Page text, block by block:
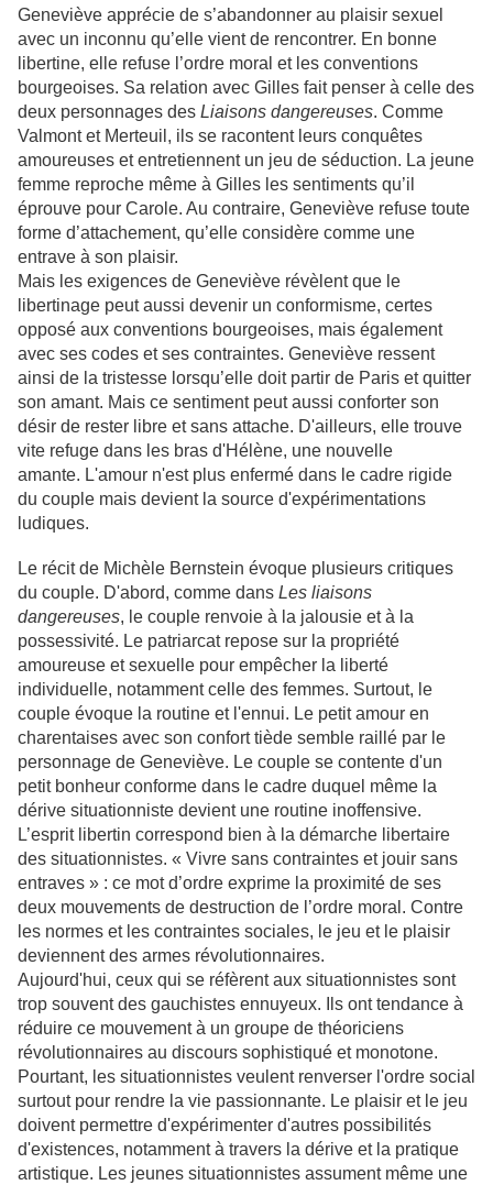
Geneviève apprécie de s’abandonner au plaisir sexuel
avec un inconnu qu’elle vient de rencontrer. En bonne
libertine, elle refuse l’ordre moral et les conventions
bourgeoises. Sa relation avec Gilles fait penser à celle des
deux personnages des Liaisons dangereuses. Comme
Valmont et Merteuil, ils se racontent leurs conquêtes
amoureuses et entretiennent un jeu de séduction. La jeune
femme reproche même à Gilles les sentiments qu’il
éprouve pour Carole. Au contraire, Geneviève refuse toute
forme d’attachement, qu’elle considère comme une
entrave à son plaisir.
Mais les exigences de Geneviève révèlent que le
libertinage peut aussi devenir un conformisme, certes
opposé aux conventions bourgeoises, mais également
avec ses codes et ses contraintes. Geneviève ressent
ainsi de la tristesse lorsqu’elle doit partir de Paris et quitter
son amant. Mais ce sentiment peut aussi conforter son
désir de rester libre et sans attache. D'ailleurs, elle trouve
vite refuge dans les bras d'Hélène, une nouvelle
amante. L'amour n'est plus enfermé dans le cadre rigide
du couple mais devient la source d'expérimentations
ludiques.
Le récit de Michèle Bernstein évoque plusieurs critiques
du couple. D'abord, comme dans Les liaisons
dangereuses, le couple renvoie à la jalousie et à la
possessivité. Le patriarcat repose sur la propriété
amoureuse et sexuelle pour empêcher la liberté
individuelle, notamment celle des femmes. Surtout, le
couple évoque la routine et l'ennui. Le petit amour en
charentaises avec son confort tiède semble raillé par le
personnage de Geneviève. Le couple se contente d'un
petit bonheur conforme dans le cadre duquel même la
dérive situationniste devient une routine inoffensive.
L’esprit libertin correspond bien à la démarche libertaire
des situationnistes. « Vivre sans contraintes et jouir sans
entraves » : ce mot d’ordre exprime la proximité de ses
deux mouvements de destruction de l’ordre moral. Contre
les normes et les contraintes sociales, le jeu et le plaisir
deviennent des armes révolutionnaires.
Aujourd'hui, ceux qui se réfèrent aux situationnistes sont
trop souvent des gauchistes ennuyeux. Ils ont tendance à
réduire ce mouvement à un groupe de théoriciens
révolutionnaires au discours sophistiqué et monotone.
Pourtant, les situationnistes veulent renverser l'ordre social
surtout pour rendre la vie passionnante. Le plaisir et le jeu
doivent permettre d'expérimenter d'autres possibilités
d'existences, notamment à travers la dérive et la pratique
artistique. Les jeunes situationnistes assument même une